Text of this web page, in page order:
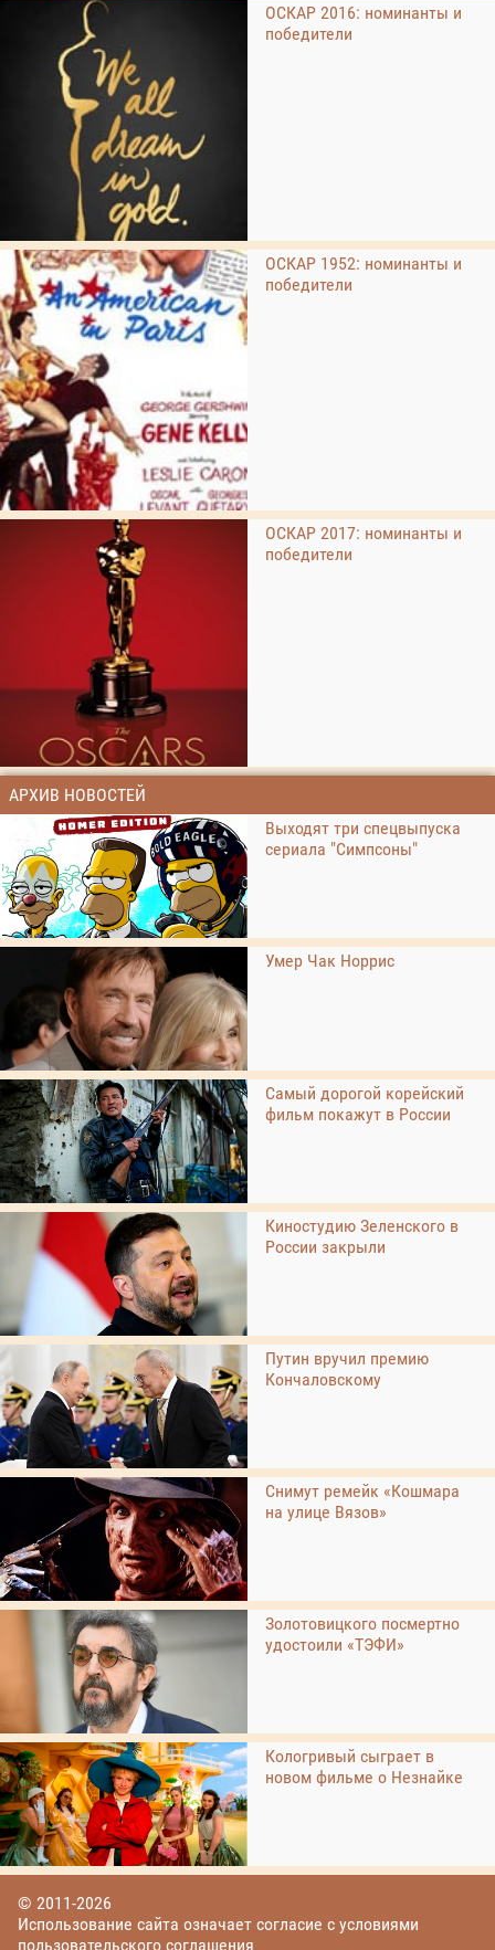
ОСКАР 2016: номинанты и
победители
ОСКАР 1952: номинанты и
победители
ОСКАР 2017: номинанты и
победители
АРХИВ НОВОСТЕЙ
Выходят три спецвыпуска
сериала "Симпсоны"
Умер Чак Норрис
Самый дорогой корейский
фильм покажут в России
Киностудию Зеленского в
России закрыли
Путин вручил премию
Кончаловскому
Снимут ремейк «Кошмара
на улице Вязов»
Золотовицкого посмертно
удостоили «ТЭФИ»
Кологривый сыграет в
новом фильме о Незнайке
© 2011-2026
Использование сайта означает согласие с условиями
пользовательского соглашения